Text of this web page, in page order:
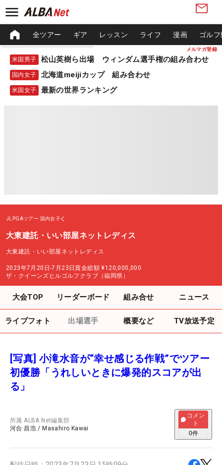
メルマガ登録
全ツアー ギア レッスン ライフ 漫画 ゴル
米国男子 松山英樹ら出場 ウィンダム選手権の組み合わせ
国内女子 北海道meijiカップ 組み合わせ
米国女子 最新の世界ランキング
JLPGAツアー 国内女子
大東建託・いい部屋ネットレディス
大東建託・いい部屋ネットレディス
2023年7月20日-7月23日賞金総額 ¥120,000,000
ザ・クイーンズヒルゴルフクラブ（福岡県）
大会TOP リーダーボード 組み合せ ニュース
ライブフォト 出場選手 概要など TV放送予定
[写真] 小滝水音が“幸せ感じる作戦”でツアー
初優勝「うれしいときに爆発的スコアが出
る」
所属ALBA Net編集部
河合 昌浩 / Masahiro Kawai
コメン
ト
0件